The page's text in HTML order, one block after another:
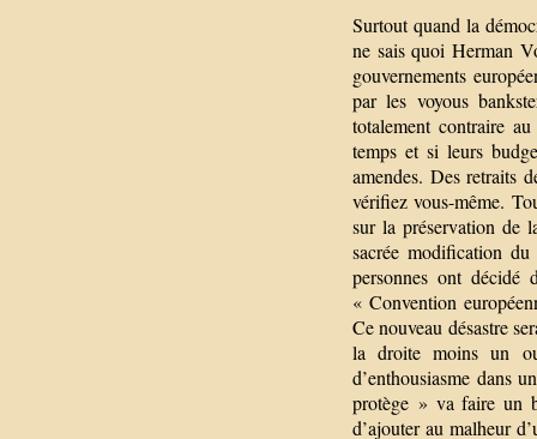
Surtout quand la
ne sais quoi Herman
gouvernements
par les voyous
totalement contraire
temps et si leurs
amendes. Des retraits
vérifiez vous-même.
sur la préservation de
sacrée modification
personnes ont décidé
« Convention
Ce nouveau désastre
la droite moins un
d’enthousiasme dans
protège » va faire un
d’ajouter au malheur